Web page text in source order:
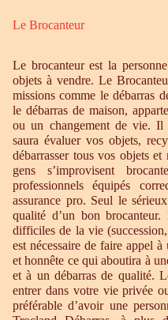
Le Brocanteur
Le brocanteur est la
objets à vendre. Le
missions comme le débarras
le débarras de maison,
ou un changement de vie. Il
saura évaluer vos objets,
débarrasser tous vos objets
gens s’improvisent
professionnels équipés
assurance pro. Seul le
qualité d’un bon
difficiles de la vie
est nécessaire de faire appel à
et honnête ce qui aboutira à
et à un débarras de qualité.
entrer dans votre vie privée
préférable d’avoir une